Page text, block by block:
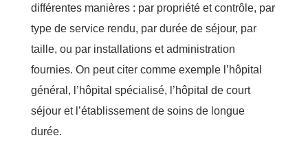
différentes manières : par propriété et contrôle, par
type de service rendu, par durée de séjour, par
taille, ou par installations et administration
fournies. On peut citer comme exemple l’hôpital
général, l’hôpital spécialisé, l’hôpital de court
séjour et l’établissement de soins de longue
durée.